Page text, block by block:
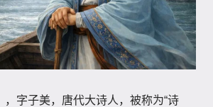
，字子美，唐代大诗人，被称为“诗